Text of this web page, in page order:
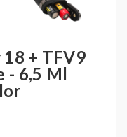
18 + TFV9
- 6,5 Ml